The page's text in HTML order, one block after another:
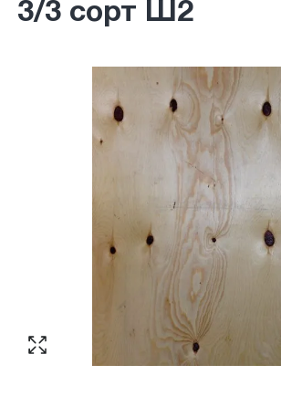
3/3 сорт Ш2
Согласен с обработкой
ПЕРЕЗВОНИТЕ МНЕ
Согласен с обработкой
данных в соответствии с
конфиденциальности
КУПИТЬ